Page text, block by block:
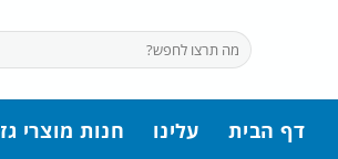
חיפוש
עבור:
דף הבית עלינו חנות מוצרי גז